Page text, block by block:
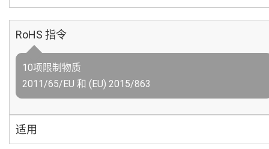
RoHS 指令
10项限制物质
2011/65/EU 和 (EU) 2015/863
适用